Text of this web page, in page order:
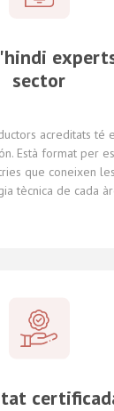
sector
acreditats té
. Està format per
que coneixen
tècnica de cada